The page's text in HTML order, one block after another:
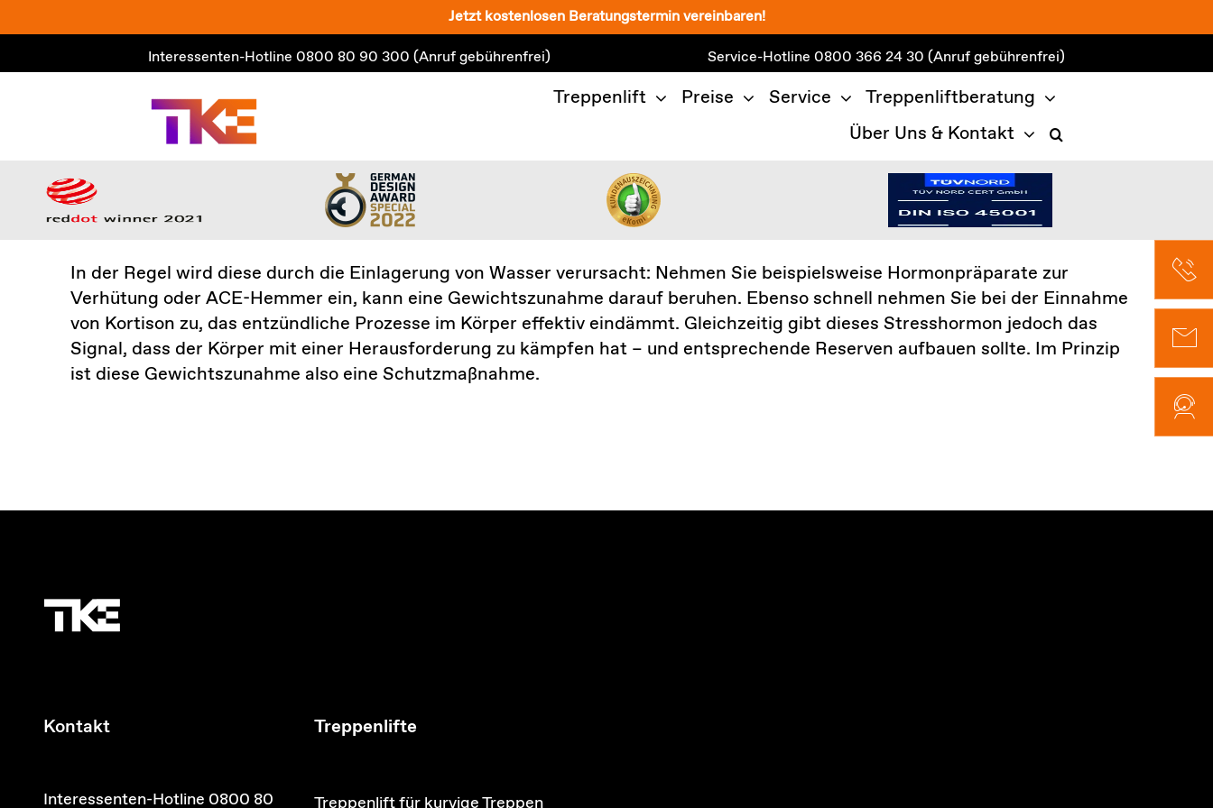
Inhalt
Jetzt kostenlosen Beratungstermin vereinbaren!
Interessenten-Hotline 0800 80 90 300 (Anruf gebührenfrei) Service-Hotline0800 366 24 30 (Anruf gebührenfrei)
Treppenlift Preise Service
Treppenliftberatung
Über Uns & Kontakt
In der Regel wird diese durch die Einlagerung von Wasser verursacht: Nehmen Sie beispielsweise Hormonpräparate zur
Verhütung oder ACE-Hemmer ein, kann eine Gewichtszunahme darauf beruhen. Ebenso schnell nehmen Sie bei der Einnahme
von Kortison zu, das entzündliche Prozesse im Körper effektiv eindämmt. Gleichzeitig gibt dieses Stresshormon jedoch das
Signal, dass der Körper mit einer Herausforderung zu kämpfen hat – und entsprechende Reserven aufbauen sollte. Im Prinzip
ist diese Gewichtszunahme also eine Schutzmaßnahme.
Kontakt
Interessenten-Hotline 0800 80
Treppenlifte
Treppenlift für kurvige Treppen